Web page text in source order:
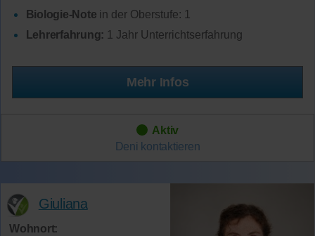
Biologie-Note in der Oberstufe: 1
Lehrerfahrung: 1 Jahr Unterrichtserfahrung
Mehr Infos
Aktiv
Deni kontaktieren
Giuliana
Wohnort: